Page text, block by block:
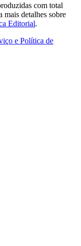
com total
mais detalhes sobre
Editorial.
e Política de